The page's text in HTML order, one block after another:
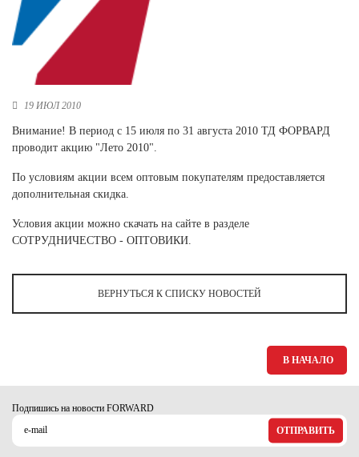
Томская область (1)
Тульская область (1)
Тюменская область (3)
Хакасия (1)
Ханты-Мансийский автономный округ (3)
Челябинская область (2)
Ярославская область (1)
19 ИЮЛ 2010
Внимание! В период с 15 июля по 31 августа 2010 ТД ФОРВАРД
проводит акцию "Лето 2010".
По условиям акции всем оптовым покупателям предоставляется
дополнительная скидка.
Условия акции можно скачать на сайте в разделе
СОТРУДНИЧЕСТВО - ОПТОВИКИ.
ВЕРНУТЬСЯ К СПИСКУ НОВОСТЕЙ
В НАЧАЛО
Подпишись на новости FORWARD
ОТПРАВИТЬ